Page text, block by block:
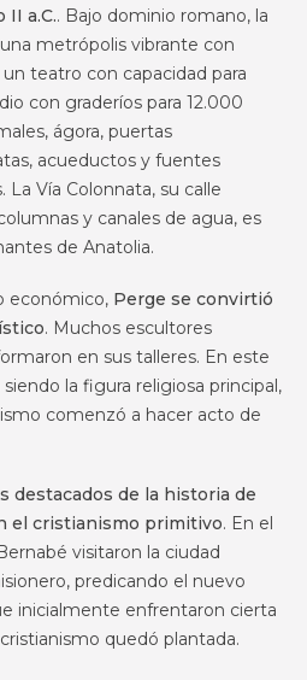
II a.C.. Bajo dominio romano, la
metrópolis vibrante con
teatro con capacidad para
con graderíos para 12.000
ágora, puertas
acueductos y fuentes
La Vía Colonnata, su calle
y canales de agua, es
de Anatolia.
económico, Perge se convirtió
. Muchos escultores
en sus talleres. En este
la figura religiosa principal,
comenzó a hacer acto de
destacados de la historia de
el cristianismo primitivo. En el
visitaron la ciudad
predicando el nuevo
inicialmente enfrentaron cierta
quedó plantada.